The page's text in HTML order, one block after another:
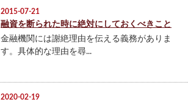
2015-07-21
融資を断られた時に絶対にしておくべきこと
金融機関には謝絶理由を伝える義務がありま
す。具体的な理由を尋...
2020-02-19